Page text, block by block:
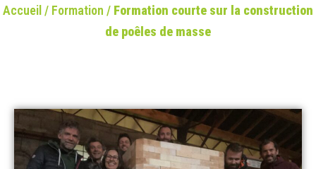
Accueil / Formation / Formation courte sur la construction
de poêles de masse